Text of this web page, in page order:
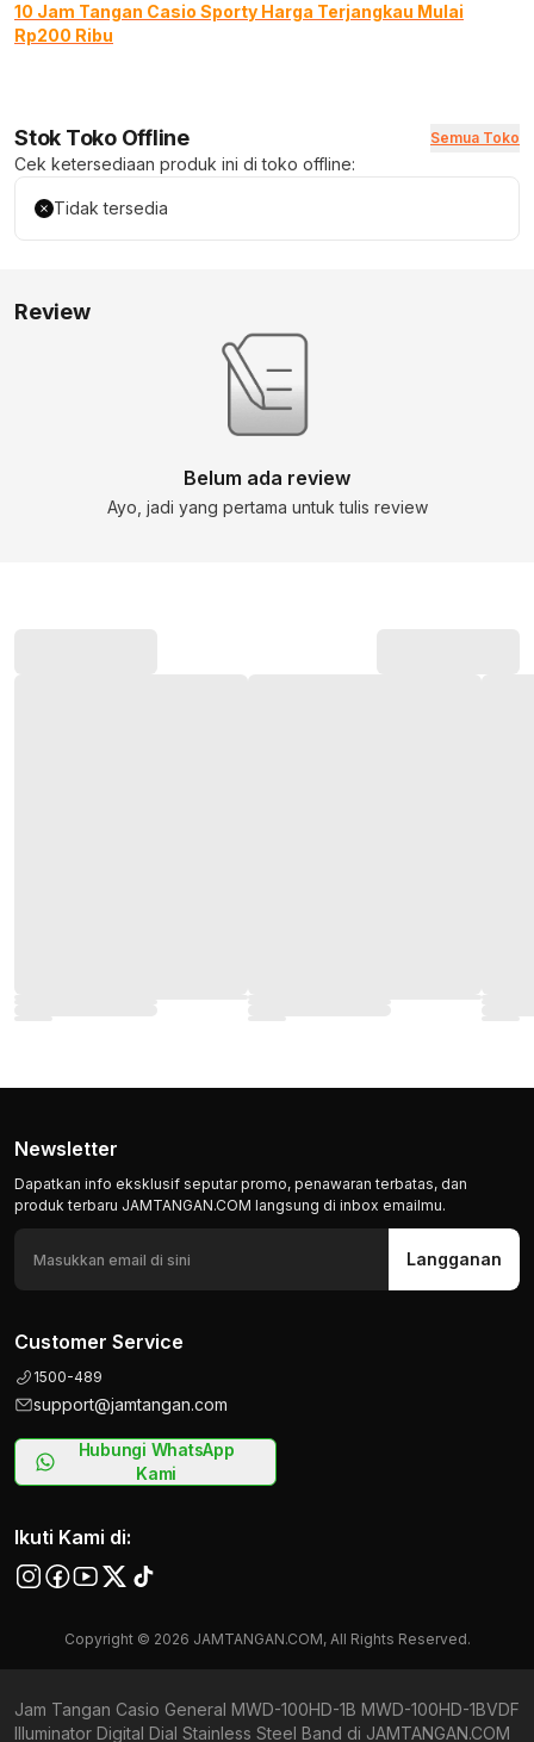
Newsletter
Dapatkan info eksklusif seputar promo, penawaran terbatas, dan
produk terbaru JAMTANGAN.COM langsung di inbox emailmu.
Langganan
Customer Service
1500-489
support@jamtangan.com
Hubungi WhatsApp
Kami
Ikuti Kami di:
Copyright © 2026 JAMTANGAN.COM, All Rights Reserved.
Jam Tangan Casio General MWD-100HD-1B MWD-100HD-1BVDF
Illuminator Digital Dial Stainless Steel Band di JAMTANGAN.COM
10 Jam Tangan Casio Sporty Harga Terjangkau Mulai
Rp200 Ribu
Stok Toko Offline Semua Toko
Cek ketersediaan produk ini di toko offline:
Tidak tersedia
Review
Belum ada review
Ayo, jadi yang pertama untuk tulis review